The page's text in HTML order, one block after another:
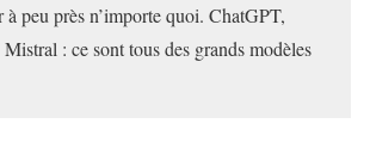
à peu près n’importe quoi. ChatGPT,
: ce sont tous des grands modèles